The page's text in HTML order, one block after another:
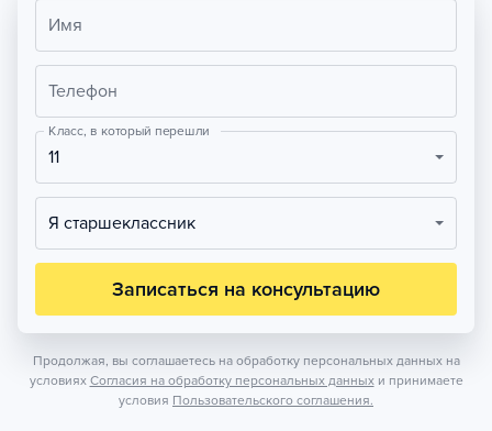
Имя
Телефон
Класс, в который перешли
11
Я старшеклассник
Записаться на консультацию
Продолжая, вы соглашаетесь на обработку персональных данных на
условиях Согласия на обработку персональных данных и принимаете
условия Пользовательского соглашения.